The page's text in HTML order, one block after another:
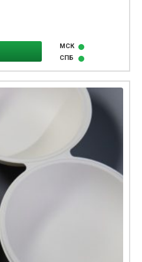
МСК
СПБ